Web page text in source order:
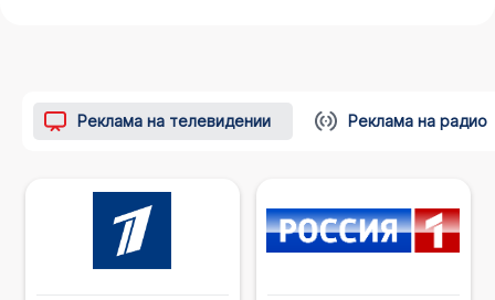
Реклама на телевидении Реклама на радио